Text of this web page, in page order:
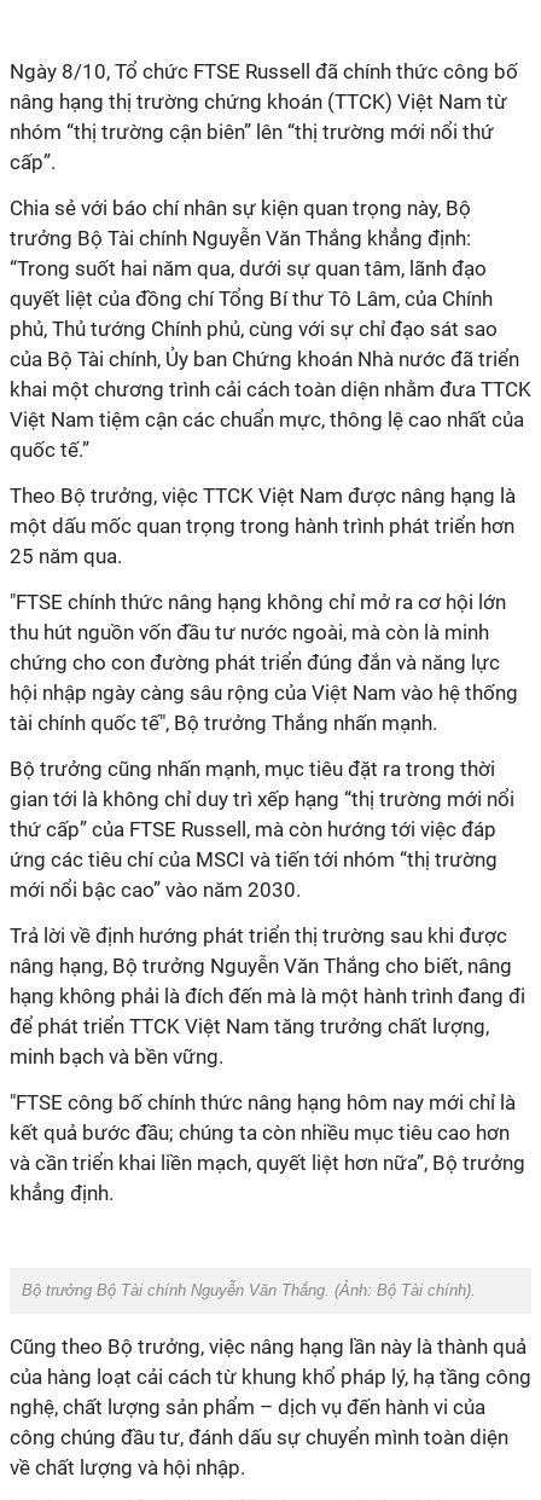
Ngày 8/10, Tổ chức FTSE Russell đã chính thức công bố
nâng hạng thị trường chứng khoán (TTCK) Việt Nam từ
nhóm “thị trường cận biên” lên “thị trường mới nổi thứ
cấp”.
Chia sẻ với báo chí nhân sự kiện quan trọng này, Bộ
trưởng Bộ Tài chính Nguyễn Văn Thắng khẳng định:
“Trong suốt hai năm qua, dưới sự quan tâm, lãnh đạo
quyết liệt của đồng chí Tổng Bí thư Tô Lâm, của Chính
phủ, Thủ tướng Chính phủ, cùng với sự chỉ đạo sát sao
của Bộ Tài chính, Ủy ban Chứng khoán Nhà nước đã triển
khai một chương trình cải cách toàn diện nhằm đưa TTCK
Việt Nam tiệm cận các chuẩn mực, thông lệ cao nhất của
quốc tế.”
Theo Bộ trưởng, việc TTCK Việt Nam được nâng hạng là
một dấu mốc quan trọng trong hành trình phát triển hơn
25 năm qua.
"FTSE chính thức nâng hạng không chỉ mở ra cơ hội lớn
thu hút nguồn vốn đầu tư nước ngoài, mà còn là minh
chứng cho con đường phát triển đúng đắn và năng lực
hội nhập ngày càng sâu rộng của Việt Nam vào hệ thống
tài chính quốc tế", Bộ trưởng Thắng nhấn mạnh.
Bộ trưởng cũng nhấn mạnh, mục tiêu đặt ra trong thời
gian tới là không chỉ duy trì xếp hạng “thị trường mới nổi
thứ cấp” của FTSE Russell, mà còn hướng tới việc đáp
ứng các tiêu chí của MSCI và tiến tới nhóm “thị trường
mới nổi bậc cao” vào năm 2030.
Trả lời về định hướng phát triển thị trường sau khi được
nâng hạng, Bộ trưởng Nguyễn Văn Thắng cho biết, nâng
hạng không phải là đích đến mà là một hành trình đang đi
để phát triển TTCK Việt Nam tăng trưởng chất lượng,
minh bạch và bền vững.
"FTSE công bố chính thức nâng hạng hôm nay mới chỉ là
kết quả bước đầu; chúng ta còn nhiều mục tiêu cao hơn
và cần triển khai liền mạch, quyết liệt hơn nữa”, Bộ trưởng
khẳng định.
Bộ trưởng Bộ Tài chính Nguyễn Văn Thắng. (Ảnh: Bộ Tài chính).
Cũng theo Bộ trưởng, việc nâng hạng lần này là thành quả
của hàng loạt cải cách từ khung khổ pháp lý, hạ tầng công
nghệ, chất lượng sản phẩm – dịch vụ đến hành vi của
công chúng đầu tư, đánh dấu sự chuyển mình toàn diện
về chất lượng và hội nhập.